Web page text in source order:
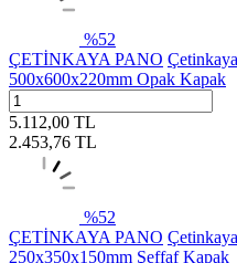
%52
ÇETİNKAYA PANO
500x600x220mm Opak Kapak
5.112,00 TL
2.453,76 TL
%52
ÇETİNKAYA PANO
250x350x150mm Şeffaf Kapak